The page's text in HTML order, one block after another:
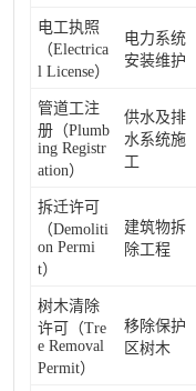
电工执照
（Electrica
l License）
电力系统
安装维护
管道工注
册（Plumb
ing Registr
ation）
供水及排
水系统施
工
拆迁许可
（Demoliti
on Permi
t）
建筑物拆
除工程
树木清除
许可（Tre
e Removal
Permit）
移除保护
区树木